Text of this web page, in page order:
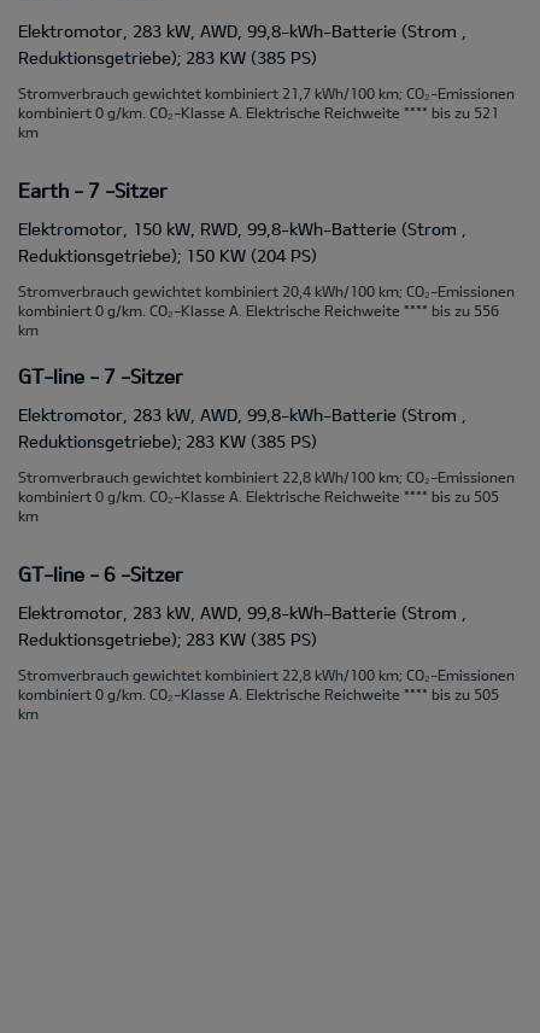
Elektromotor, 283 kW, AWD, 99,8-kWh-Batterie (Strom ,
Reduktionsgetriebe); 283 KW (385 PS)
Stromverbrauch gewichtet kombiniert 21,7 kWh/100 km; CO₂-Emissionen
kombiniert 0 g/km. CO₂-Klasse A. Elektrische Reichweite **** bis zu 521
km
Earth - 7 -Sitzer
Elektromotor, 150 kW, RWD, 99,8-kWh-Batterie (Strom ,
Reduktionsgetriebe); 150 KW (204 PS)
Stromverbrauch gewichtet kombiniert 20,4 kWh/100 km; CO₂-Emissionen
kombiniert 0 g/km. CO₂-Klasse A. Elektrische Reichweite **** bis zu 556
km
GT-line - 7 -Sitzer
Elektromotor, 283 kW, AWD, 99,8-kWh-Batterie (Strom ,
Reduktionsgetriebe); 283 KW (385 PS)
Stromverbrauch gewichtet kombiniert 22,8 kWh/100 km; CO₂-Emissionen
kombiniert 0 g/km. CO₂-Klasse A. Elektrische Reichweite **** bis zu 505
km
GT-line - 6 -Sitzer
Elektromotor, 283 kW, AWD, 99,8-kWh-Batterie (Strom ,
Reduktionsgetriebe); 283 KW (385 PS)
Stromverbrauch gewichtet kombiniert 22,8 kWh/100 km; CO₂-Emissionen
kombiniert 0 g/km. CO₂-Klasse A. Elektrische Reichweite **** bis zu 505
km